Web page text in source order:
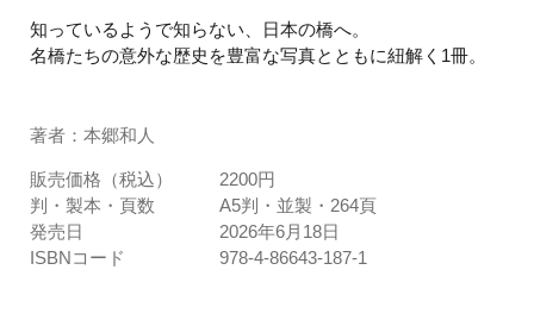
知っているようで知らない、日本の橋へ。
名橋たちの意外な歴史を豊富な写真とともに紐解く1冊。
著者：本郷和人
販売価格（税込）
2200円
判・製本・頁数
A5判・並製・264頁
発売日
2026年6月18日
ISBNコード
978-4-86643-187-1